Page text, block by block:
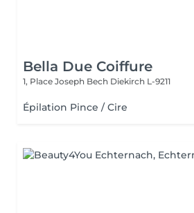
Bella Due Coiffure
1, Place Joseph Bech Diekirch L-9211
Épilation Pince / Cire